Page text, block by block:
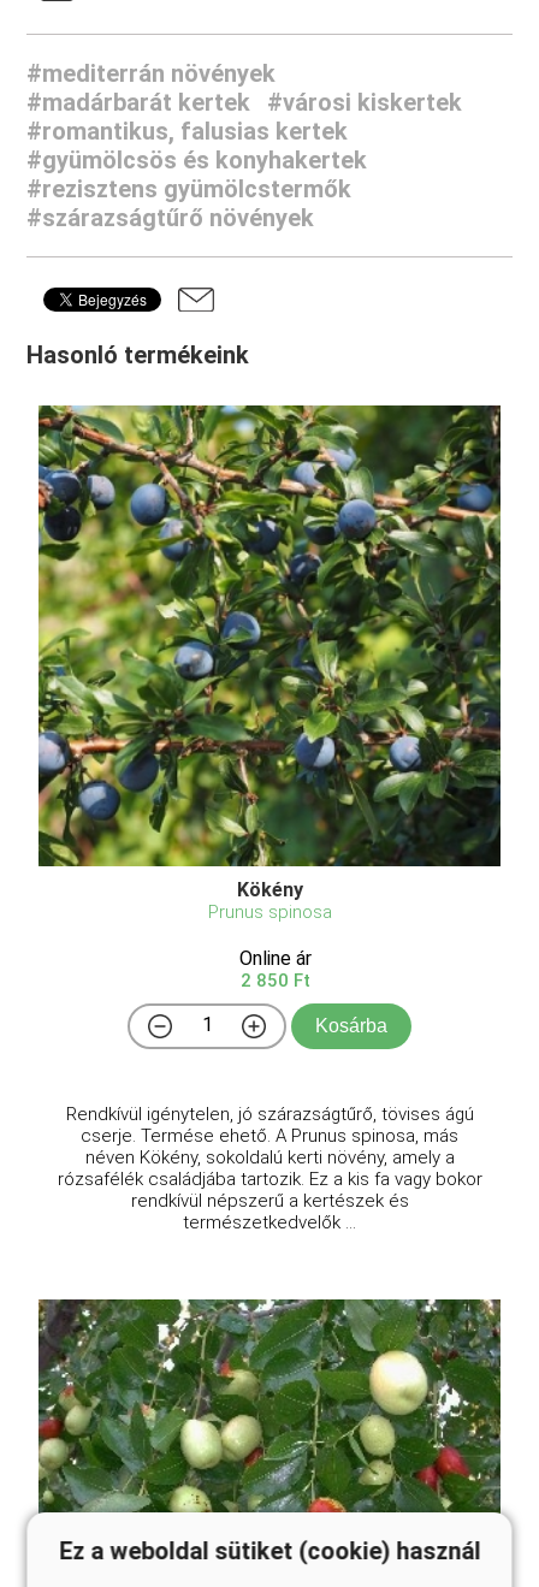
#mediterrán növények
#madárbarát kertek
#városi kiskertek
#romantikus, falusias kertek
#gyümölcsös és konyhakertek
#rezisztens gyümölcstermők
#szárazságtűrő növények
Hasonló termékeink
Kökény
Prunus spinosa
Online ár
2 850 Ft
Kosárba
Rendkívül igénytelen, jó szárazságtűrő, tövises ágú
cserje. Termése ehető. A Prunus spinosa, más
néven Kökény, sokoldalú kerti növény, amely a
rózsafélék családjába tartozik. Ez a kis fa vagy bokor
rendkívül népszerű a kertészek és
természetkedvelők ...
Ez a weboldal sütiket (cookie) használ